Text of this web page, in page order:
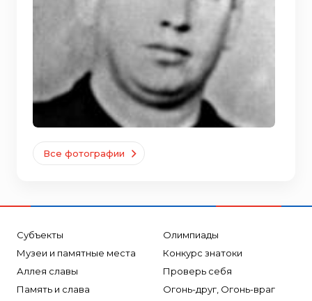
Все фотографии
Субъекты
Музеи и памятные места
Аллея славы
Память и слава
Олимпиады
Конкурс знатоки
Проверь себя
Огонь-друг, Огонь-враг